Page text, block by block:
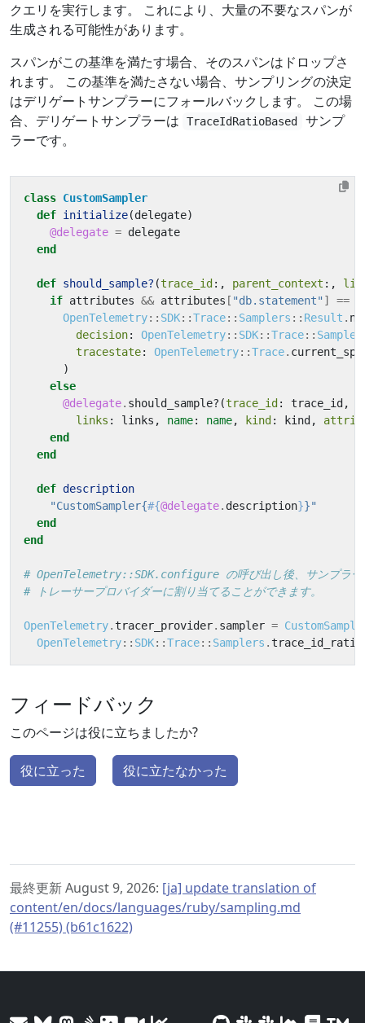
クエリを実行します。 これにより、大量の不要なスパンが
生成される可能性があります。
スパンがこの基準を満たす場合、そのスパンはドロップさ
れます。 この基準を満たさない場合、サンプリングの決定
はデリゲートサンプラーにフォールバックします。 この場
合、デリゲートサンプラーは
TraceIdRatioBased
サンプ
ラーです。
class CustomSampler
def initialize(delegate)
@delegate = delegate
end
def should_sample? (trace_id :, parent_context :,
if attributes && attributes [ "db.statement" ] ==
OpenTelemetry:: SDK::Trace:: Samplers :: Result .
decision: OpenTelemetry:: SDK::Trace::
tracestate: OpenTelemetry::Trace.
)
else
@delegate. should_sample? (trace_id : trace_id ,
links : links , name: name, kind : kind ,
end
end
def description
"CustomSampler{#{@delegate. description}}"
end
end
# OpenTelemetry::SDK.configure の呼び出し後、サンプラー
# トレーサープロバイダーに割り当てることができます。
OpenTelemetry.tracer_provider. sampler =
OpenTelemetry:: SDK::Trace:: Samplers .
フィードバック
このページは役に立ちましたか?
役に立った 役に立たなかった
最終更新 August 9, 2026: [ja] update translation of
content/en/docs/languages/ruby/sampling.md
(#11255) (b61c1622)